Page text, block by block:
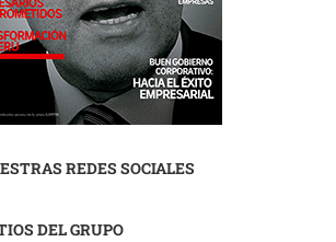
REDES SOCIALES
DEL GRUPO